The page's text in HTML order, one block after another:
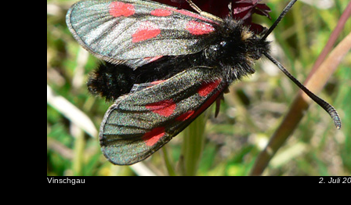
Vinschgau 2. Juli